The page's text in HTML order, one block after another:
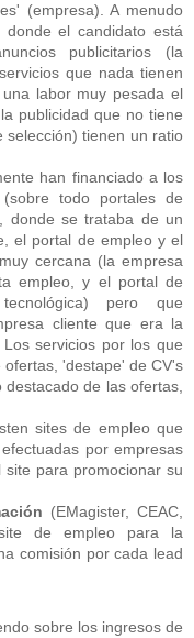
(empresa). A menudo
el candidato está
publicitarios (la
que nada tienen
labor muy pesada el
publicidad que no tiene
selección) tienen un ratio
han financiado a los
todo portales de
donde se trataba de un
el portal de empleo y el
cercana (la empresa
empleo, y el portal de
pero que
cliente que era la
servicios por los que
'destape' de CV's
destacado de las ofertas,
sites de empleo que
por empresas
para promocionar su
(EMagister, CEAC,
de empleo para la
comisión por cada lead
sobre los ingresos de